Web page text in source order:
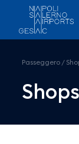
Mc2
Passeggero /
Shops